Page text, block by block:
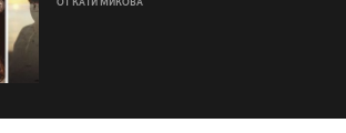
ОТ КАТИ МИКОВА